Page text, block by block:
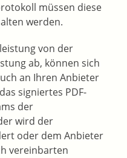
müssen diese
werden.
von der
ab, können sich
an Ihren Anbieter
signiertes PDF-
der
wird der
oder dem Anbieter
vereinbarten